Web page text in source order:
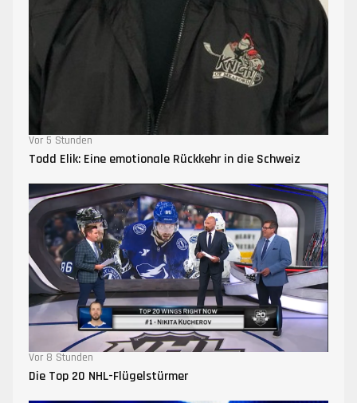
Vor 5 Stunden
Todd Elik: Eine emotionale Rückkehr in die Schweiz
Vor 8 Stunden
Die Top 20 NHL-Flügelstürmer